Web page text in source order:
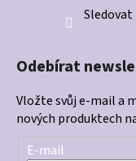
Odebírat
Vložte svůj e-mail a
nových produktech
E-mail